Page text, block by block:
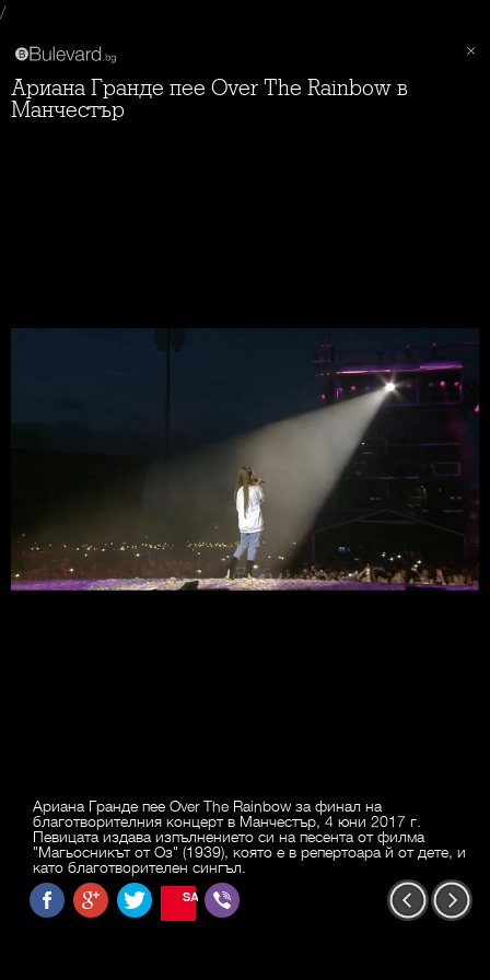
/
Ариана Гранде пее Over The Rainbow в
Манчестър
Ариана Гранде пее Over The Rainbow за финал на
благотворителния концерт в Манчестър, 4 юни 2017 г.
Певицата издава изпълнението си на песента от филма
"Магьосникът от Оз" (1939), която е в репертоара й от дете, и
като благотворителен сингъл.
SAVE